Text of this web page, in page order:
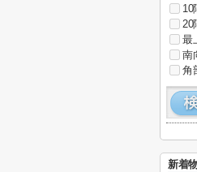
10
20
最
南
角
新着